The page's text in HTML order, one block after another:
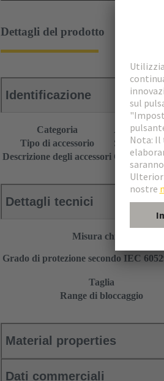
Dettagli del prodotto
Identificazione
Categoria
Accessori
Tipo di accessorio
Serracavi
Descrizione degli accessori Con
Dettagli tecnici
Misura chiave
Grado di protezione secondo IEC
Taglia
Range di bloccaggio
Material properties
Dati commerciali